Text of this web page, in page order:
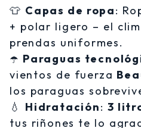
👕 Capas de ropa:
+ polar ligero – el
prendas uniformes.
☂️ Paraguas
vientos de fuerza
los paraguas
💧 Hidratación: 3
tus riñones te lo